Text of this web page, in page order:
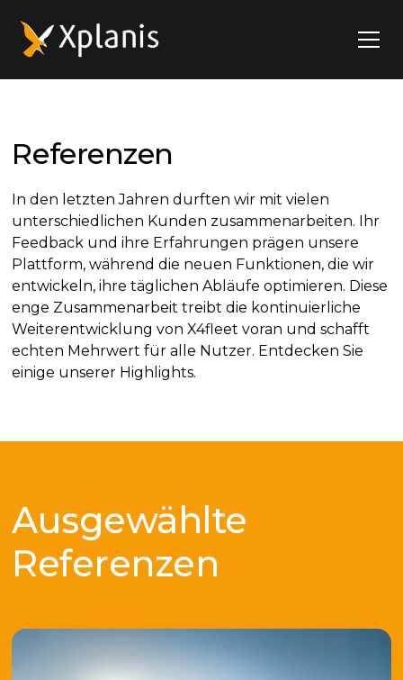
Referenzen
In den letzten Jahren durften wir mit vielen
unterschiedlichen Kunden zusammenarbeiten. Ihr
Feedback und ihre Erfahrungen prägen unsere
Plattform, während die neuen Funktionen, die wir
entwickeln, ihre täglichen Abläufe optimieren. Diese
enge Zusammenarbeit treibt die kontinuierliche
Weiterentwicklung von X4fleet voran und schafft
echten Mehrwert für alle Nutzer. Entdecken Sie
einige unserer Highlights.
Ausgewählte
Referenzen